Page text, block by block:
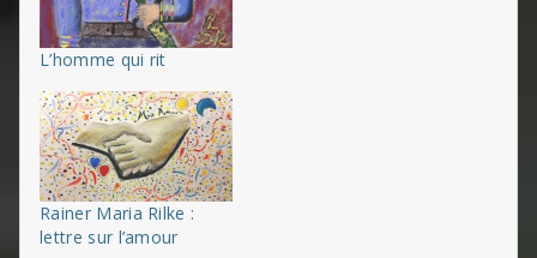
L’homme qui rit
Rainer Maria Rilke :
lettre sur l’amour